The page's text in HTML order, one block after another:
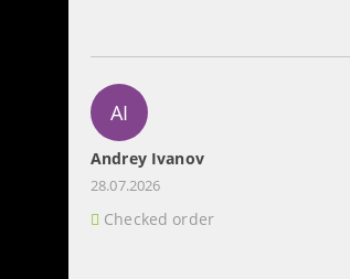
AI
Andrey Ivanov
28.07.2026
Checked order